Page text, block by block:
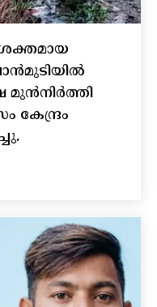
മുൻനിർത്തി
കേന്ദ്രം